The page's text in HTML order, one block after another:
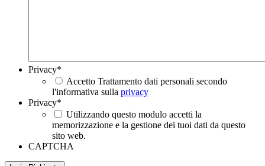
Privacy*
Accetto Trattamento dati personali secondo
l'informativa sulla privacy
Privacy*
Utilizzando questo modulo accetti la
memorizzazione e la gestione dei tuoi dati da questo
sito web.
CAPTCHA